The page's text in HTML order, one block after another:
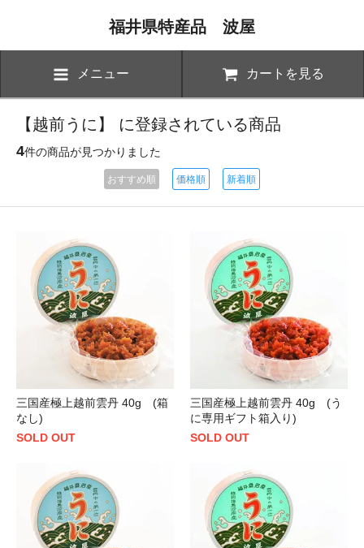
福井県特産品 波屋
メニュー カートを見る
【越前うに】 に登録されている商品
4件の商品が見つかりました
おすすめ順 価格順 新着順
三国産極上越前雲丹 40g (箱
なし)
SOLD OUT
三国産極上越前雲丹 40g (う
に専用ギフト箱入り)
SOLD OUT